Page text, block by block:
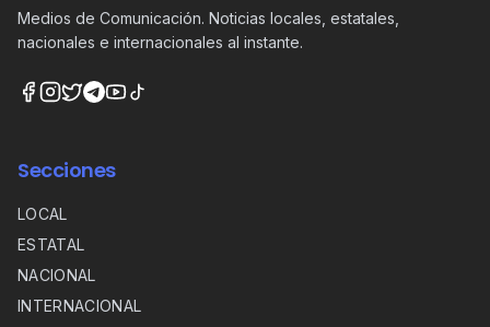
Medios de Comunicación. Noticias locales, estatales,
nacionales e internacionales al instante.
Secciones
LOCAL
ESTATAL
NACIONAL
INTERNACIONAL